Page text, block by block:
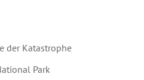
der Katastrophe
Park